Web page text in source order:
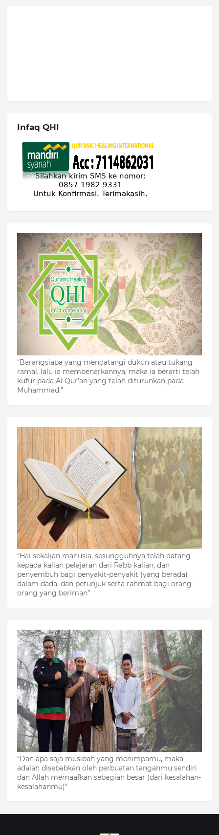
Infaq QHI
“Barangsiapa yang mendatangi dukun atau tukang
ramal, lalu ia membenarkannya, maka ia berarti telah
kufur pada Al Qur’an yang telah diturunkan pada
Muhammad.”
“Hai sekalian manusia, sesungguhnya telah datang
kepada kalian pelajaran dari Rabb kalian, dan
penyembuh bagi penyakit-penyakit (yang berada)
dalam dada, dan petunjuk serta rahmat bagi orang-
orang yang beriman”
“Dan apa saja musibah yang menimpamu, maka
adalah disebabkan oleh perbuatan tanganmu sendiri
dan Allah memaafkan sebagian besar (dari kesalahan-
kesalahanmu)”